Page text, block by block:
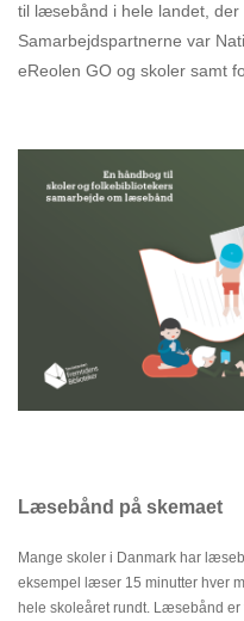
til læsebånd i hele landet, der
Samarbejdspartnerne var
eReolen GO og skoler samt
Læsebånd på skemaet
Mange skoler i Danmark har
eksempel læser 15 minutter hver
hele skoleåret rundt. Læsebånd